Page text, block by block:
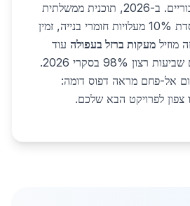
הנחות לפרויקטים ציבוריים. ב-2026, תוכנית ממשלתית
"צפון מתפתח" מסבסדת 10% מעלויות חומרי בנייה, זמין
מוזיל מעקות ברזל בעפולה עוד
יותר. לקוחות מדווחים שביעות רצון 98% בסקרי 2026.
אל-פחם מראה דפוס דומה:
צפון לפרויקט הבא שלכם.